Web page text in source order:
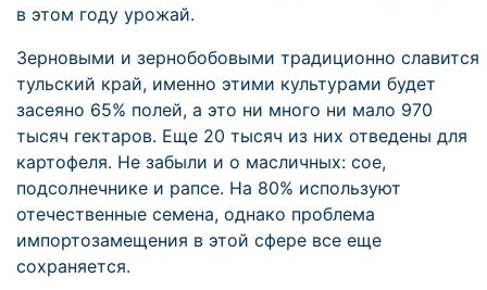
в этом году урожай.
Зерновыми и зернобобовыми традиционно славится
тульский край, именно этими культурами будет
засеяно 65% полей, а это ни много ни мало 970
тысяч гектаров. Еще 20 тысяч из них отведены для
картофеля. Не забыли и о масличных: сое,
подсолнечнике и рапсе. На 80% используют
отечественные семена, однако проблема
импортозамещения в этой сфере все еще
сохраняется.